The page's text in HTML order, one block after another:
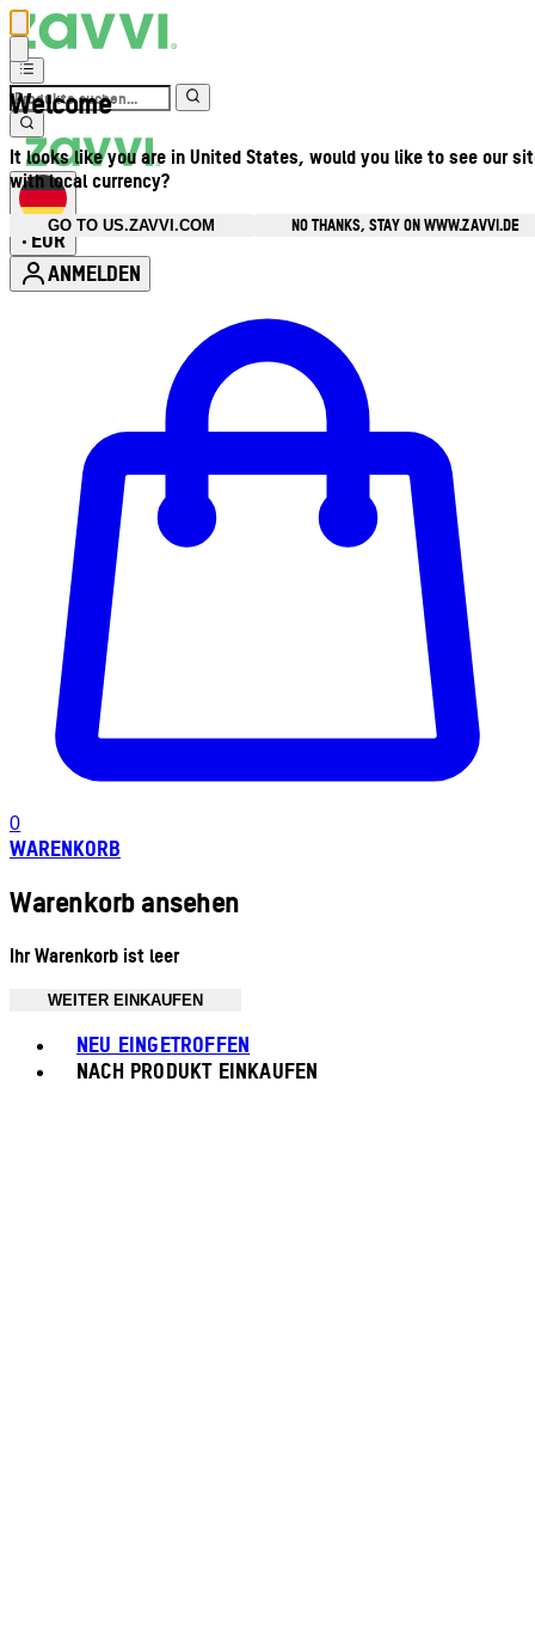
Welcome
It looks like you are in United States, would you like to see our
with local currency?
GO TO US.ZAVVI.COM
NO THANKS, STAY ON WWW.ZAVVI.DE
• EUR
ANMELDEN
0
WARENKORB
Warenkorb ansehen
Ihr Warenkorb ist leer
WEITER EINKAUFEN
NEU EINGETROFFEN
NACH PRODUKT EINKAUFEN